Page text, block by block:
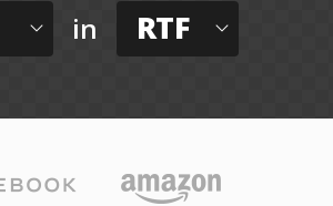
in RTF